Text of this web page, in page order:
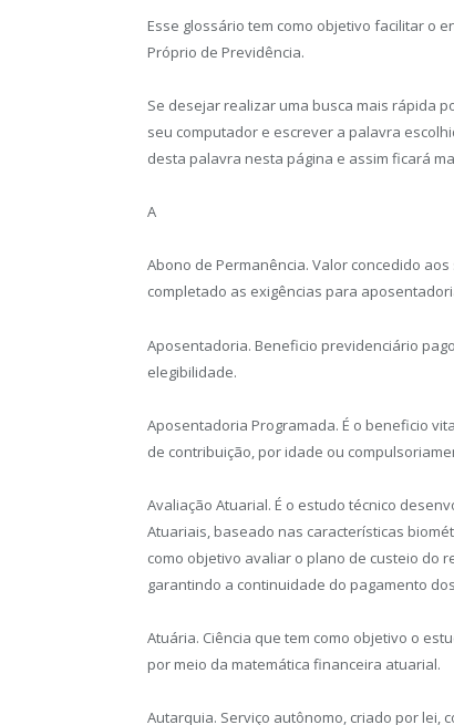
Esse glossário tem como objetivo facilitar o
Próprio de Previdência.
Se desejar realizar uma busca mais rápida
seu computador e escrever a palavra
desta palavra nesta página e assim ficará
A
Abono de Permanência. Valor concedido
completado as exigências para
Aposentadoria. Beneficio previdenciário
elegibilidade.
Aposentadoria Programada. É o beneficio
de contribuição, por idade ou
Avaliação Atuarial. É o estudo técnico
Atuariais, baseado nas características
como objetivo avaliar o plano de custeio do
garantindo a continuidade do pagamento
Atuária. Ciência que tem como objetivo o
por meio da matemática financeira atuarial.
Autarquia. Serviço autônomo, criado por lei,